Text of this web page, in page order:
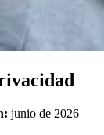
junio de 2026